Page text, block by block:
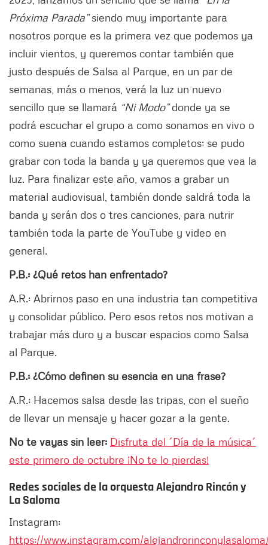
Próxima Parada”siendo muy importante para
nosotros porque es la primera vez que podemos ya
incluir vientos, y queremos contar también que
justo después de Salsa al Parque, en un par de
semanas, más o menos, verá la luz un nuevo
sencillo que se llamará “Ni Modo”donde ya se
podrá escuchar el grupo a como sonamos en vivo o
como suena cuando estamos completos; se pudo
grabar con toda la banda y ya queremos que vea la
luz. Para finalizar este año, vamos a grabar un
material audiovisual, también donde saldrá toda la
banda y serán dos o tres canciones, para nutrir
también toda la parte de YouTube y video en
general.
P.B.: ¿Qué retos han enfrentado?
A.R.: Abrirnos paso en una industria tan competitiva
y consolidar público. Pero esos retos nos motivan a
trabajar más duro y a buscar espacios como Salsa
al Parque.
P.B.: ¿Cómo definen su esencia en una frase?
A.R.: Hacemos salsa desde las tripas, con el sueño
de llevar un mensaje y hacer gozar a la gente.
No te vayas sin leer: Disfruta del ´Día de la música´
este primero de octubre ¡No te lo pierdas!
Redes sociales de la orquesta Alejandro Rincón y
La Saloma
Instagram:
https://www.instagram.com/